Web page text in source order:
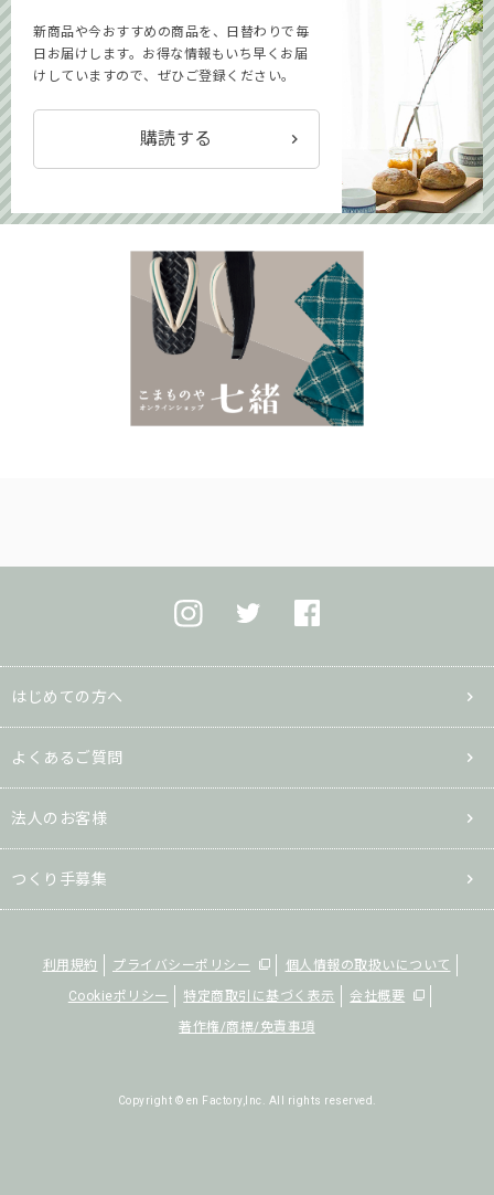
新商品や今おすすめの商品を、日替わりで毎
日お届けします。お得な情報もいち早くお届
けしていますので、ぜひご登録ください。
購読する
はじめての方へ
よくあるご質問
法人のお客様
つくり手募集
利用規約 プライバシーポリシー
個人情報の取扱いについて
Cookieポリシー
特定商取引に基づく表示
会社概要
著作権/商標/免責事項
Copyright © en Factory,Inc. All rights reserved.